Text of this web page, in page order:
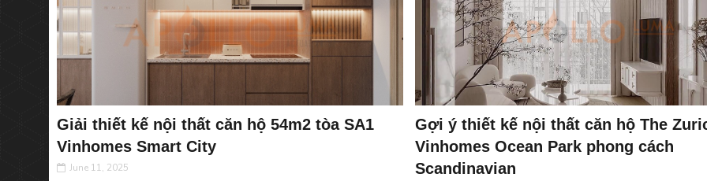
Giải thiết kế nội thất căn hộ 54m2 tòa SA1
Vinhomes Smart City
June 11, 2025
Gợi ý thiết kế nội thất căn hộ The
Vinhomes Ocean Park phong cách
Scandinavian